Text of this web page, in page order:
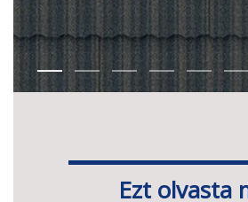
Ezt olvasta